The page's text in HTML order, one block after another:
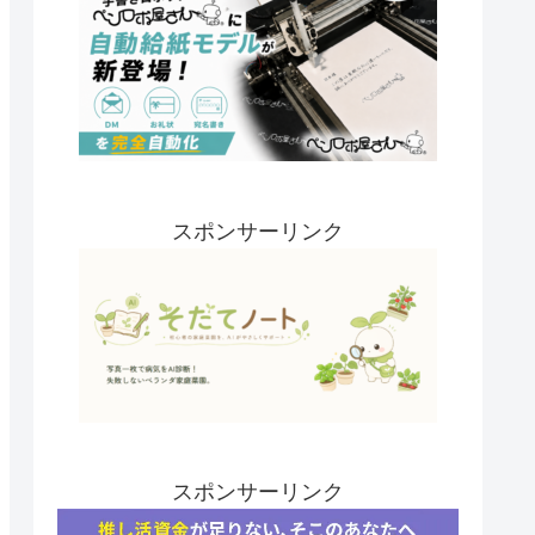
スポンサーリンク
スポンサーリンク